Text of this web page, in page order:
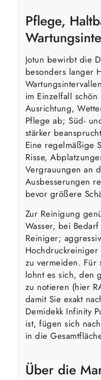
Pflege,
Jotun bewirbt die
besonders langer
im Einzelfall
Ausrichtung,
Pflege ab; Süd-
stärker
Eine regelmäßige
Risse,
Vergrauungen an
Ausbesserungen
bevor größere
Zur Reinigung
Wasser, bei
Reiniger;
zu vermeiden. Für
lohnt es sich, den
zu notieren (hier
damit Sie exakt
Demidekk Infinity
ist, fügen sich
in die
Über die